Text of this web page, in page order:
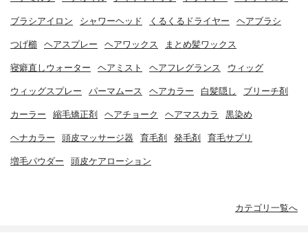
ブラシアイロン シャワーヘッド くるくるドライヤー ヘアブラシ
つげ櫛 ヘアスプレー ヘアワックス まとめ髪ワックス
寝癖直しウォーター ヘアミスト ヘアフレグランス ウィッグ
ウィッグスプレー パーマムース ヘアカラー 白髪隠し ブリーチ剤
カーラー 縮毛矯正剤 ヘアチョーク ヘアマスカラ 黒染め
ヘナカラー 頭皮マッサージ器 育毛剤 発毛剤 育毛サプリ
増毛パウダー 頭皮ケアローション
カテゴリ一覧へ